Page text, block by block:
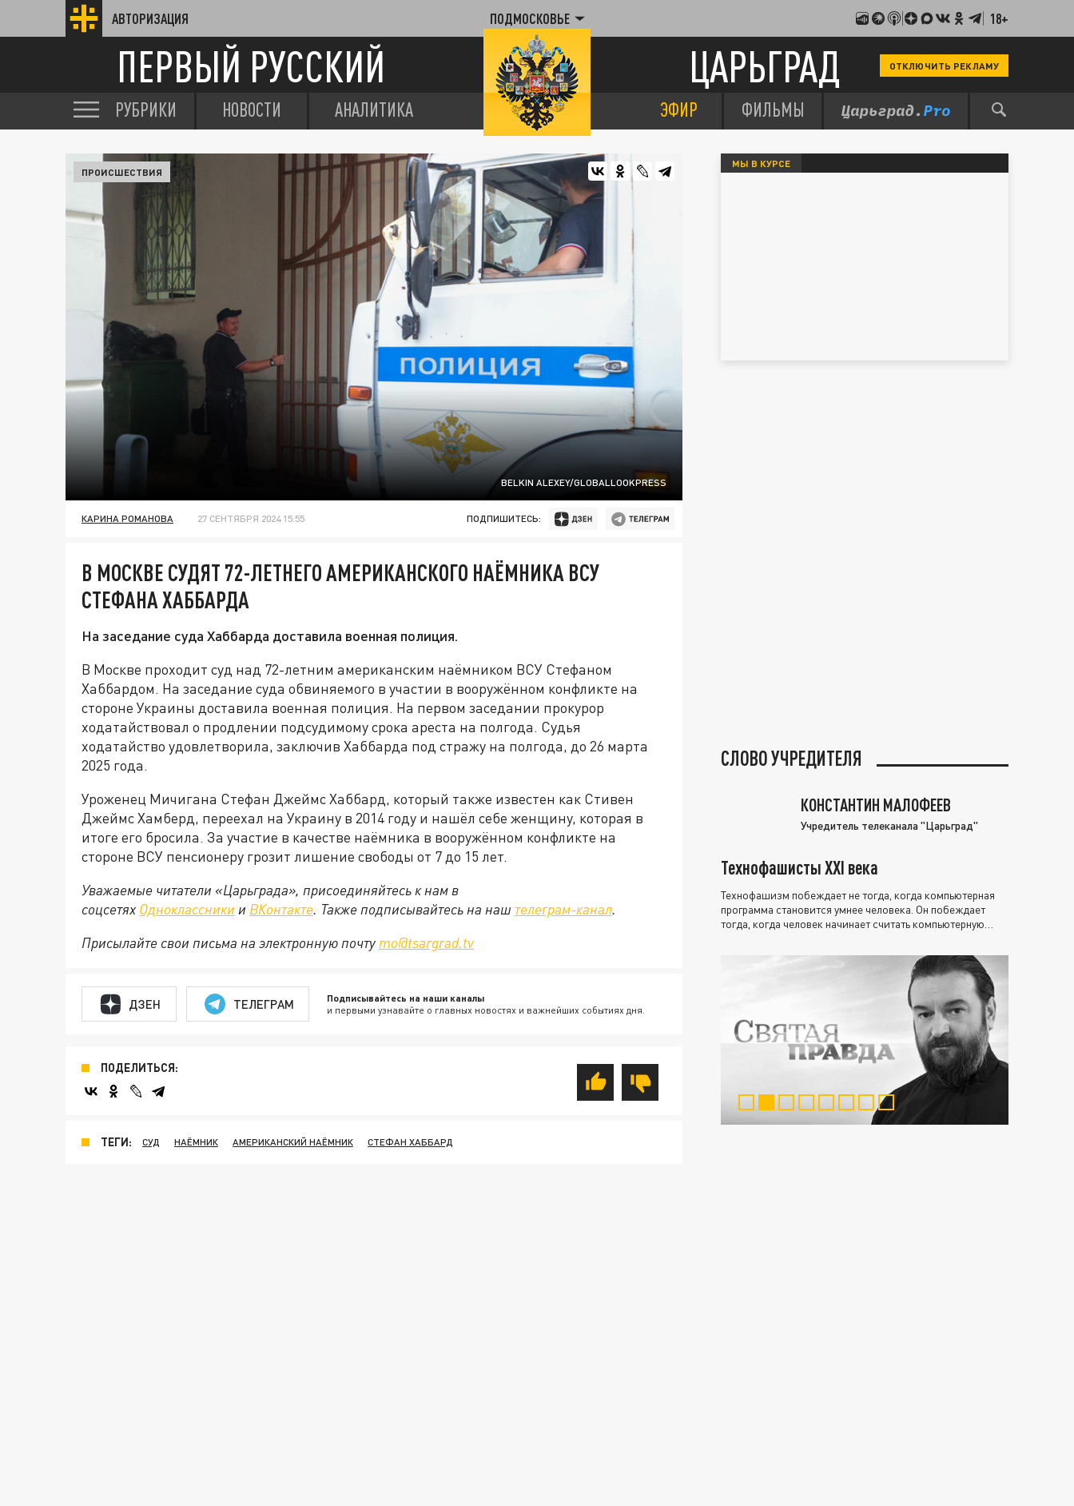
АВТОРИЗАЦИЯ ПОДМОСКОВЬЕ 18+
ПЕРВЫЙ РУССКИЙ ЦАРЬГРАД ОТКЛЮЧИТЬ РЕКЛАМУ
РУБРИКИ НОВОСТИ АНАЛИТИКА ЭФИР ФИЛЬМЫ
BELKIN ALEXEY/GLOBALLOOKPRESS
ПРОИСШЕСТВИЯ
КАРИНА РОМАНОВА 27 СЕНТЯБРЯ 2024 15:55 ПОДПИШИТЕСЬ:
В МОСКВЕ СУДЯТ 72-ЛЕТНЕГО АМЕРИКАНСКОГО НАЁМНИКА ВСУ
СТЕФАНА ХАББАРДА
На заседание суда Хаббарда доставила военная полиция.
В Москве проходит суд над 72-летним американским наёмником ВСУ Стефаном
Хаббардом. На заседание суда обвиняемого в участии в вооружённом конфликте на
стороне Украины доставила военная полиция. На первом заседании прокурор
ходатайствовал о продлении подсудимому срока ареста на полгода. Судья
ходатайство удовлетворила, заключив Хаббарда под стражу на полгода, до 26 марта
2025 года.
Уроженец Мичигана Стефан Джеймс Хаббард, который также известен как Стивен
Джеймс Хамберд, переехал на Украину в 2014 году и нашёл себе женщину, которая в
итоге его бросила. За участие в качестве наёмника в вооружённом конфликте на
стороне ВСУ пенсионеру грозит лишение свободы от 7 до 15 лет.
Уважаемые читатели «Царьграда», присоединяйтесь к нам в
соцсетях Одноклассники и ВКонтакте. Также подписывайтесь на наш телеграм-канал.
Присылайте свои письма на электронную почту mo@tsargrad.tv
ДЗЕН ТЕЛЕГРАМ Подписывайтесь на наши каналы
и первыми узнавайте о главных новостях и важнейших событиях дня.
ПОДЕЛИТЬСЯ:
ТЕГИ: СУД НАЁМНИК АМЕРИКАНСКИЙ НАЁМНИК СТЕФАН ХАББАРД
МЫ В КУРСЕ
СЛОВО УЧРЕДИТЕЛЯ
КОНСТАНТИН МАЛОФЕЕВ
Учредитель телеканала "Царьград"
Технофашисты XXI века
Технофашизм побеждает не тогда, когда компьютерная
программа становится умнее человека. Он побеждает
тогда, когда человек начинает считать компьютерную